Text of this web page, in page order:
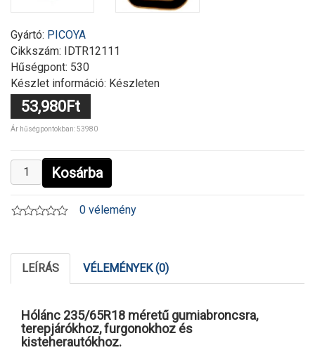
Gyártó: PICOYA
Cikkszám: IDTR12111
Hűségpont: 530
Készlet információ: Készleten
53,980Ft
Ár hűségpontokban: 53980
Kosárba
0 vélemény
LEÍRÁS VÉLEMÉNYEK (0)
Hólánc 235/65R18 méretű gumiabroncsra,
terepjárókhoz, furgonokhoz és
kisteherautókhoz.